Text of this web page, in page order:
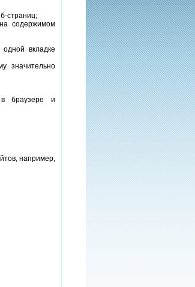
страниц;
содержимом
вкладке
значительно
в браузере и
например,